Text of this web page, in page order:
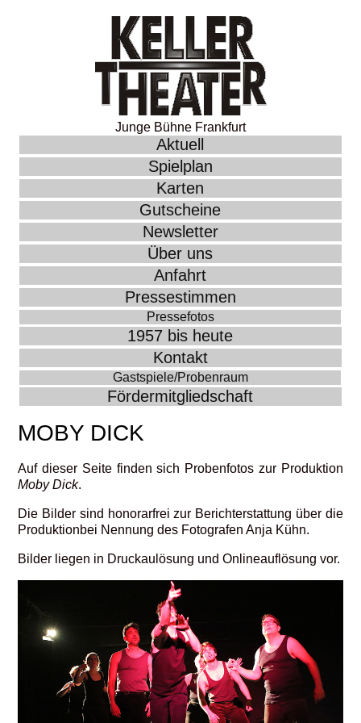
Junge Bühne Frankfurt
Aktuell
Spielplan
Karten
Gutscheine
Newsletter
Über uns
Anfahrt
Pressestimmen
Pressefotos
1957 bis heute
Kontakt
Gastspiele/Probenraum
Fördermitgliedschaft
MOBY DICK
Auf dieser Seite finden sich Probenfotos zur Produktion
Moby Dick.
Die Bilder sind honorarfrei zur Berichterstattung über die
Produktionbei Nennung des Fotografen Anja Kühn.
Bilder liegen in Druckaulösung und Onlineauflösung vor.